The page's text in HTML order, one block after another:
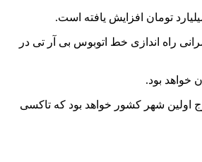
راه اندازی خط اتوبوس بی آر تی در
خواهد بود.
اولین شهر کشور خواهد بود که تاکسی